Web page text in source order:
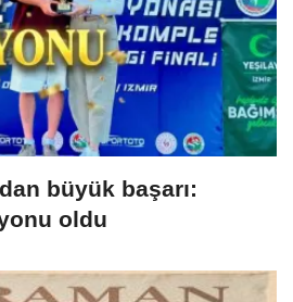
büyük başarı:
oldu